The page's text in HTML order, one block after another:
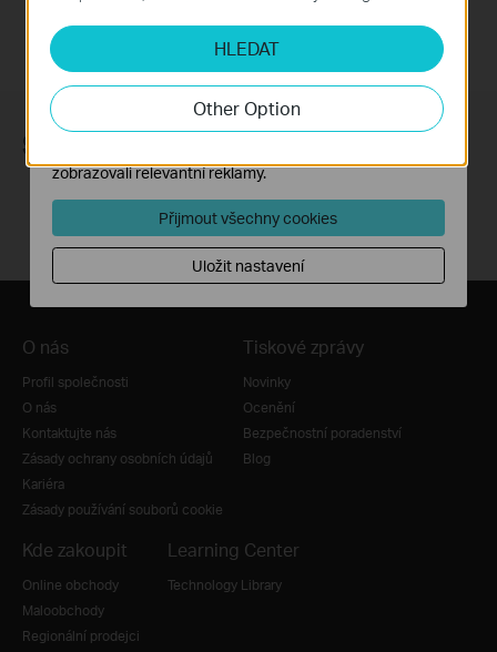
Sledujte nás
O nás
Profil společnosti
O nás
Kontaktujte nás
Zásady ochrany osobních údajů
Kariéra
Zásady používání souborů cookie
Tiskové zprávy
Novinky
Ocenění
Bezpečnostní poradenství
Blog
Kde zakoupit
Online obchody
Maloobchody
Regionální prodejci
Learning Center
Technology Library
HLEDAT
Other Option
Analytické a marketingové cookies
Soubory cookie pro nám umožňují analyzovat vaše
aktivity na našich webových stránkách za účelem
zlepšení a přizpůsobení jejich funkčnosti.
Marketingové soubory cookie mohou prostřednictvím
zobrazovali relevantní reklamy.
Přijmout všechny cookies
Uložit nastavení